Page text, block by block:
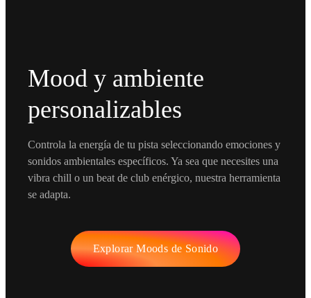
Mood y ambiente
personalizables
Controla la energía de tu pista seleccionando emociones y
sonidos ambientales específicos. Ya sea que necesites una
vibra chill o un beat de club enérgico, nuestra herramienta
se adapta.
Explorar Moods de Sonido